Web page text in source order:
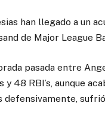
han llegado a un
de Major League
pasada entre
48 RBI’s, aunque